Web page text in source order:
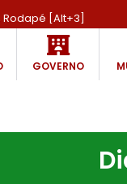
Rodapé [Alt+3]
GOVERNO